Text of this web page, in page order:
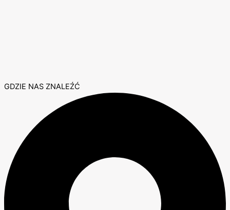
GDZIE NAS ZNALEŹĆ